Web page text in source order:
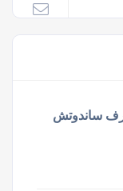
ساندوتش